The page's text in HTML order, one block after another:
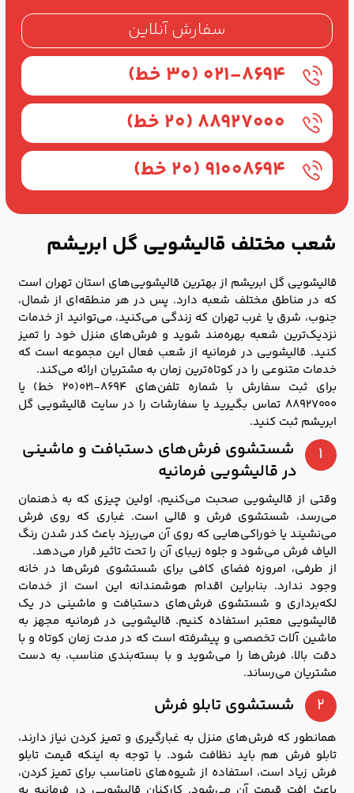
سفارش آنلاین
۰۲۱-۸۶۹۴ (۳۰ خط)
۸۸۹۲۷۰۰۰ (۲۰ خط)
۹۱۰۰۸۶۹۴ (۲۰ خط)
شعب مختلف قالیشویی گل ابریشم
قالیشویی گل ابریشم از بهترین قالیشویی‌های استان تهران است
که در مناطق مختلف شعبه دارد. پس در هر منطقه‌ای از شمال،
جنوب، شرق یا غرب تهران که زندگی می‌کنید، می‌توانید از خدمات
نزدیک‌ترین شعبه بهره‌مند شوید و فرش‌های منزل خود را تمیز
کنید. قالیشویی در فرمانیه از شعب فعال این مجموعه است که
خدمات متنوعی را در کوتاه‌ترین زمان به مشتریان ارائه می‌کند.
برای ثبت سفارش با شماره تلفن‌های ۸۶۹۴-۰۲۱(۲۰ خط) یا
۸۸۹۲۷۰۰۰ تماس بگیرید یا سفارشات را در سایت قالیشویی گل
ابریشم ثبت کنید.
۱
شستشوی فرش‌های دستبافت و ماشینی
در قالیشویی فرمانیه
وقتی از قالیشویی صحبت می‌کنیم، اولین چیزی که به ذهنمان
می‌رسد، شستشوی فرش و قالی است. غباری که روی فرش
می‌نشیند یا خوراکی‌هایی که روی آن می‌ریزد باعث کدر شدن رنگ
الیاف فرش می‌شود و جلوه زیبای آن را تحت تاثیر قرار می‌دهد.
از طرفی، امروزه فضای کافی برای شستشوی فرش‌ها در خانه
وجود ندارد. بنابراین اقدام هوشمندانه این است از خدمات
لکه‌برداری و شستشوی فرش‌های دستبافت و ماشینی در یک
قالیشویی معتبر استفاده کنیم. قالیشویی در فرمانیه مجهز به
ماشین آلات تخصصی و پیشرفته است که در مدت زمان کوتاه و با
دقت بالا، فرش‌ها را می‌شوید و با بسته‌بندی مناسب، به دست
مشتریان می‌رساند.
۲ شستشوی تابلو فرش
همانطور که فرش‌های منزل به غبارگیری و تمیز کردن نیاز دارند،
تابلو فرش هم باید نظافت شود. با توجه به اینکه قیمت تابلو
فرش زیاد است، استفاده از شیوه‌های نامناسب برای تمیز کردن،